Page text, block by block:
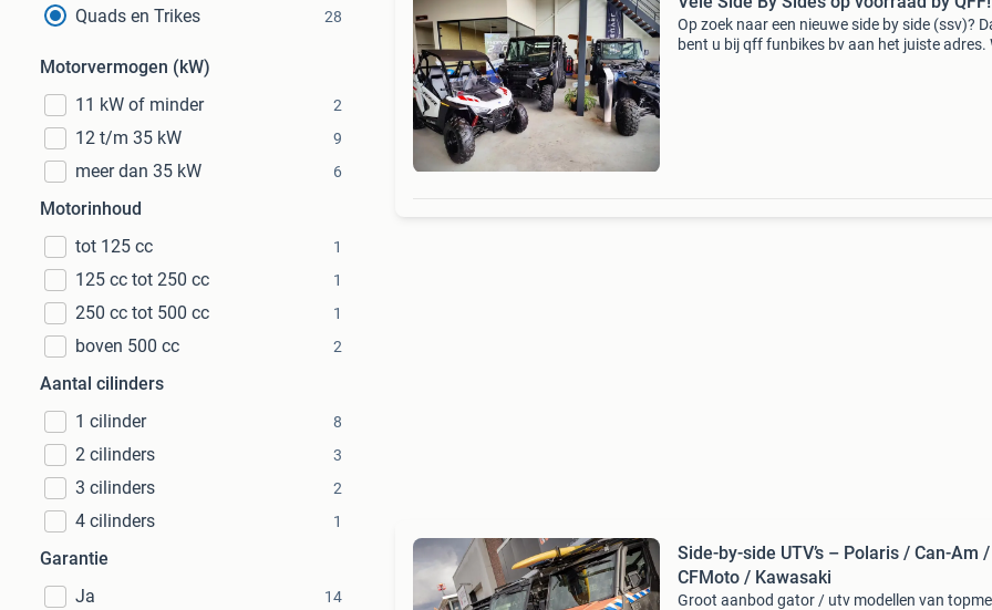
Quads en Trikes
28
Motorvermogen (kW)
11 kW of minder
2
12 t/m 35 kW 9
meer dan 35 kW 6
Motorinhoud
tot 125 cc
1
125 cc tot 250 cc 1
250 cc tot 500 cc 1
boven 500 cc 2
Aantal cilinders
1 cilinder
8
2 cilinders 3
3 cilinders 2
4 cilinders 1
Garantie
Ja
14
Op zoek naar een nieuwe side by side (ssv)?
bent u bij qff funbikes bv aan het juiste adres.
Side-by-side UTV’s – Polaris / Can-Am /
CFMoto / Kawasaki
Groot aanbod gator / utv modellen van